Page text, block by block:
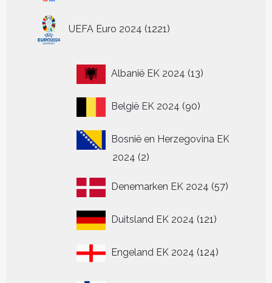
productpagina
UEFA Euro 2024 1221
producten
Albanië EK 2024 1313
België EK 2024 9090
Bosnië en Herzegovina EK
2024 22
Denemarken EK 2024 5757
Duitsland EK 2024 121121
Engeland EK 2024 124124